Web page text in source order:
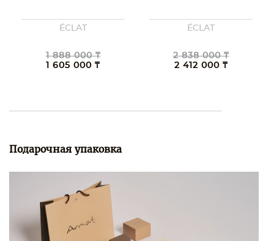
ÉCLAT
1 888 000 ₸
1 605 000 ₸
ÉCLAT
2 838 000 ₸
2 412 000 ₸
Подарочная упаковка